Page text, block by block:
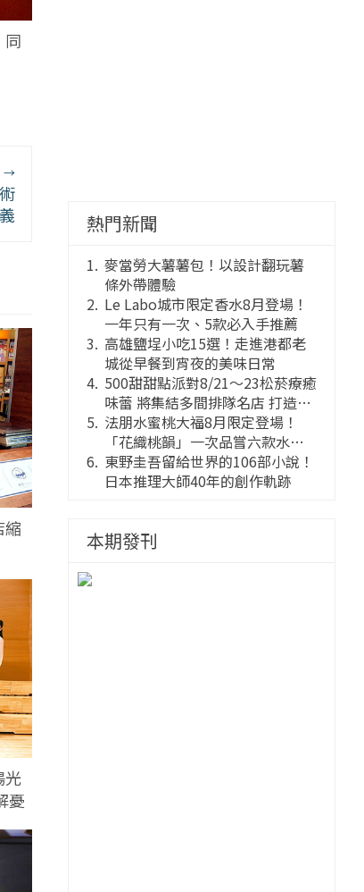
同
→
縮
光
憂
熱門新聞
麥當勞大薯薯包！以設計翻玩薯
條外帶體驗
Le Labo城市限定香水8月登場！
一年只有一次、5款必入手推薦
高雄鹽埕小吃15選！走進港都老
城從早餐到宵夜的美味日常
500甜甜點派對8/21～23松菸療癒
味蕾 將集結多間排隊名店 打造靈
感創意的舞台
法朋水蜜桃大福8月限定登場！
「花織桃韻」一次品嘗六款水蜜
桃花果大福
東野圭吾留給世界的106部小說！
日本推理大師40年的創作軌跡
本期發刊